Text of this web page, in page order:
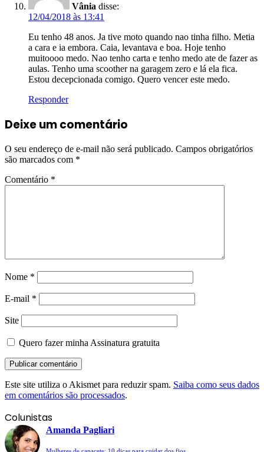
Vânia disse:
12/04/2018 às 13:41
Eu tenho 48 anos. Ja tive moto quando nao tinha filho. Metia
a cara e ia embora. Caia, levantava e boa. Hoje tenho
muitoooo medo. Nao tenho carta e tenho medo ate de fazer as
aulas. Tenho uma scoother na garagem zero e lá ela fica.
Estou decepcionada comigo. Quero vencer este medo.
Responder
Deixe um comentário
O seu endereço de e-mail não será publicado. Campos obrigatórios
são marcados com *
Comentário *
Nome *
E-mail *
Site
Quero fazer minha Assinatura gratuita
Este site utiliza o Akismet para reduzir spam. Saiba como seus dados
em comentários são processados.
Colunistas
Amanda Pagliari